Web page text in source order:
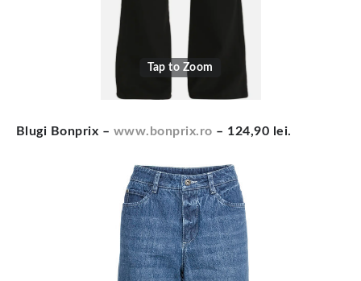
Tap to Zoom
Blugi Bonprix – www.bonprix.ro – 124,90 lei.